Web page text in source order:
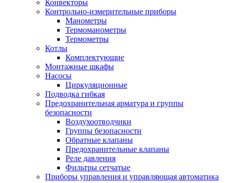
Конвекторы
Контрольно-измерительные приборы
Манометры
Термоманометры
Термометры
Котлы
Комплектующие
Монтажные шкафы
Насосы
Циркуляционные
Подводка гибкая
Предохранительная арматура и группы
безопасности
Воздухоотводчики
Группы безопасности
Обратные клапаны
Предохранительные клапаны
Реле давления
Фильтры сетчатые
Приборы управления и управляющая автоматика